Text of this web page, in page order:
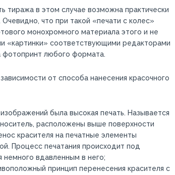
тиража в этом случае возможна практически
что при такой «печати с колес»
монохромного материала этого и не
«картинки» соответствующими редакторами
фотопринт любого формата.
от способа нанесения красочного
была высокая печать. Называется
расположены выше поверхности
красителя на печатные элементы
Процесс печатания происходит под
немного вдавленным в него;
принцип перенесения красителя с